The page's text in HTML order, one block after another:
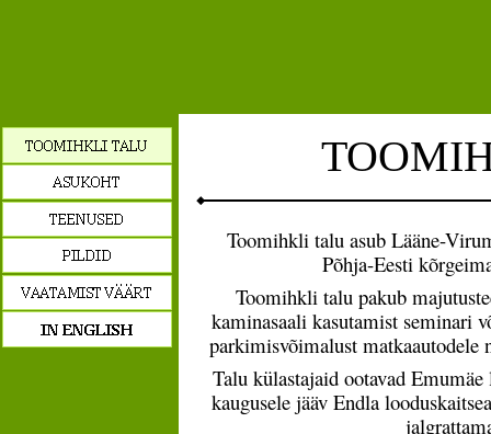
Toomihkli talu asub Lääne-
Põhja-Eesti
Toomihkli talu pakub
kaminasaali kasutamist seminari
parkimisvõimalust matkaautodele
Talu külastajaid ootavad
kaugusele jääv Endla